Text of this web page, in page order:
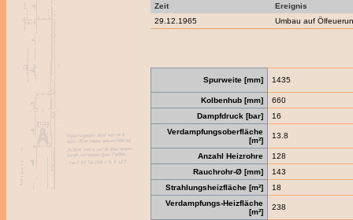
Zeit
Ereignis
29.12.1965
Umbau auf
Spurweite [mm] 1435
Kolbenhub [mm]
660
Dampfdruck [bar]
16
Verdampfungsoberfläche
[m²]
13.8
Anzahl Heizrohre
128
Rauchrohr-Ø [mm]
143
Strahlungsheizfläche [m²]
18
Verdampfungs-Heizfläche
[m²]
238